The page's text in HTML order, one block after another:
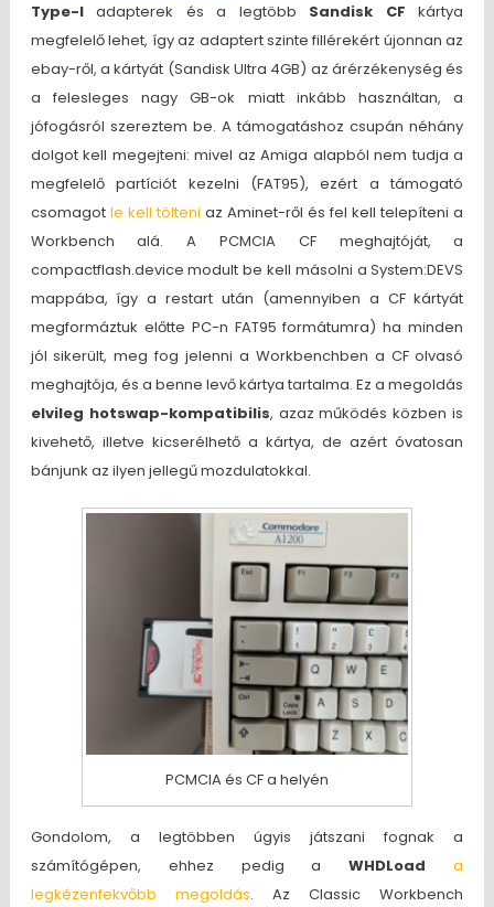
Type-Iadapterek és a legtöbb Sandisk CF kártya
megfelelő lehet, így az adaptert szinte fillérekért újonnan az
ebay-ről, a kártyát (Sandisk Ultra 4GB) az árérzékenység és
a felesleges nagy GB-ok miatt inkább használtan, a
jófogásról szereztem be. A támogatáshoz csupán néhány
dolgot kell megejteni: mivel az Amiga alapból nem tudja a
megfelelő partíciót kezelni (FAT95), ezért a támogató
csomagot le kell tölteni az Aminet-ről és fel kell telepíteni a
Workbench alá. A PCMCIA CF meghajtóját, a
compactflash.device modult be kell másolni a System:DEVS
mappába, így a restart után (amennyiben a CF kártyát
megformáztuk előtte PC-n FAT95 formátumra) ha minden
jól sikerült, meg fog jelenni a Workbenchben a CF olvasó
meghajtója, és a benne levő kártya tartalma. Ez a megoldás
elvileg hotswap-kompatibilis, azaz működés közben is
kivehető, illetve kicserélhető a kártya, de azért óvatosan
bánjunk az ilyen jellegű mozdulatokkal.
PCMCIA és CF a helyén
Gondolom, a legtöbben úgyis játszani fognak a
számítógépen, ehhez pedig aWHDLoad
a
legkézenfekvőbb megoldás. Az Classic Workbench